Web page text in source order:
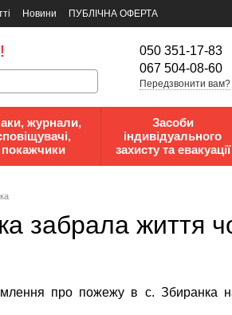
Новини
ПУБЛІЧНА ОФЕРТА
050 351-17-83
067 504-08-60
Передзвонити вам?
журнали,
покажчики
Засоби
індивідуального
захисту та евакуації
забрала життя
про пожежу в с. Збиранка